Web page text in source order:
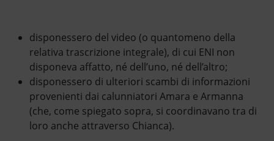
disponessero del video (o quantomeno della
relativa trascrizione integrale), di cui ENI non
disponeva affatto, né dell’uno, né dell’altro;
disponessero di ulteriori scambi di informazioni
provenienti dai calunniatori Amara e Armanna
(che, come spiegato sopra, si coordinavano tra di
loro anche attraverso Chianca).